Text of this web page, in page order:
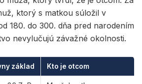
ktorý s matkou súložil v
180. do 300. dňa pred narodením
nevylučujú závažné okolnosti.
základ Kto je otcom